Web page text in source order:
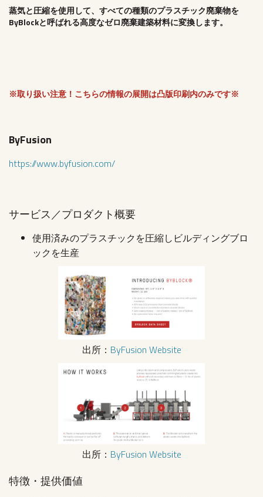
蒸気と圧縮を使用して、すべての種類のプラスチック廃棄物を
ByBlockと呼ばれる高度なゼロ廃棄建築材料に変換します。
※取り扱い注意！こちらの情報の展開は凸版印刷内のみです※
ByFusion
https://www.byfusion.com/
サービス／プロダクト概要
使用済みのプラスチックを圧縮しビルディングブロ
ックを生産
出所： ByFusion Website
出所： ByFusion Website
特徴・提供価値